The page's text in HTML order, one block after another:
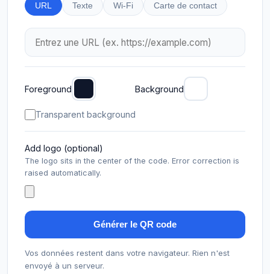
URL Texte Wi-Fi Carte de contact
Foreground Background
Transparent background
Add logo (optional)
The logo sits in the center of the code. Error correction is
raised automatically.
Générer le QR code
Vos données restent dans votre navigateur. Rien n'est
envoyé à un serveur.